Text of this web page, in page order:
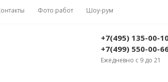
Фото работ Шоу-рум
+7(495) 135-00-
+7(499) 550-00-
Ежедневно с 9 до 21